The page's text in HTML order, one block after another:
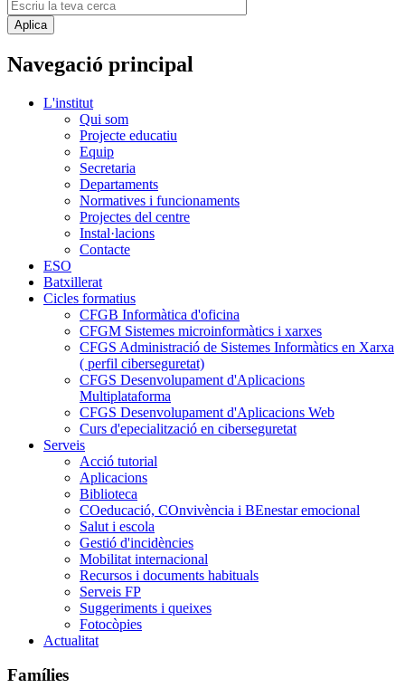
Navegació principal
L'institut
Qui som
Projecte educatiu
Equip
Secretaria
Departaments
Normatives i funcionaments
Projectes del centre
Instal·lacions
Contacte
ESO
Batxillerat
Cicles formatius
CFGB Informàtica d'oficina
CFGM Sistemes microinformàtics i xarxes
CFGS Administració de Sistemes Informàtics en Xarxa
( perfil ciberseguretat)
CFGS Desenvolupament d'Aplicacions
Multiplataforma
CFGS Desenvolupament d'Aplicacions Web
Curs d'epecialització en ciberseguretat
Serveis
Acció tutorial
Aplicacions
Biblioteca
COeducació, COnvivència i BEnestar emocional
Salut i escola
Gestió d'incidències
Mobilitat internacional
Recursos i documents habituals
Serveis FP
Suggeriments i queixes
Fotocòpies
Actualitat
Famílies